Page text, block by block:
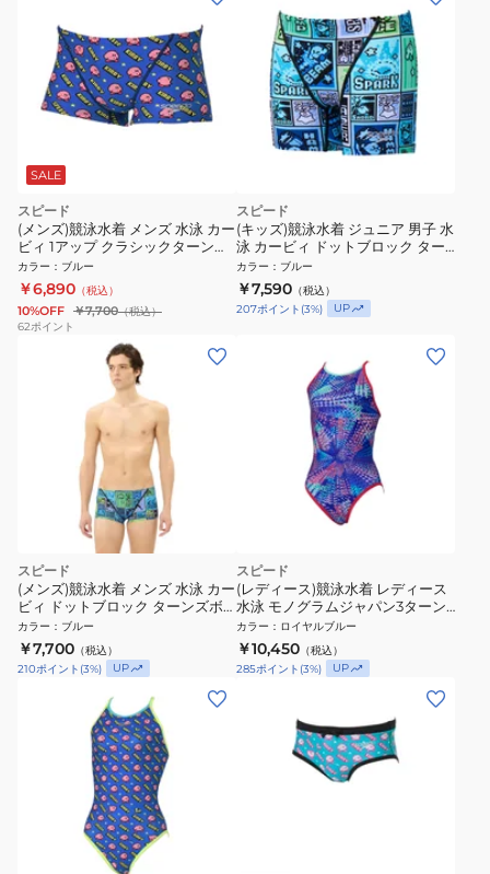
SALE
スピード
(メンズ)競泳水着 メンズ 水泳 カー
ビィ 1アップ クラシックターンズ
ボックス 青 ブルー S-Lサイズ
ST52603 BL
カラー ： ブルー
￥6,890 （税込）
10%OFF ￥7,700（税込）
62ポイント
スピード
(キッズ)競泳水着 ジュニア 男子 水
泳 カービィ ドットブロック ター
ンズハーフボックス STB52602
BL
カラー ： ブルー
￥7,590 （税込）
207ポイント (3%) UP
スピード
(メンズ)競泳水着 メンズ 水泳 カー
ビィ ドットブロック ターンズボ
ックス ST52602 BL
カラー ： ブルー
￥7,700 （税込）
210ポイント (3%) UP
スピード
(レディース)競泳水着 レディース
水泳 モノグラムジャパン3ターン
ズスーツ ロイヤルブルー S-LLサ
イズ STW02608 RB
カラー ： ロイヤルブルー
￥10,450 （税込）
285ポイント (3%) UP